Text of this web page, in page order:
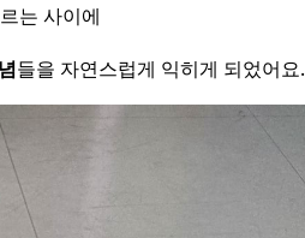
는 사이에
들을 자연스럽게 익히게 되었어요.